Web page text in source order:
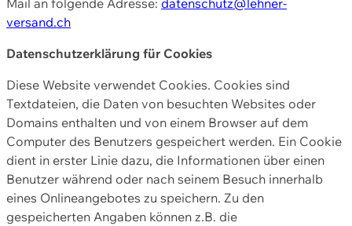
versand.ch
Datenschutzerklärung für Cookies
Diese Website verwendet Cookies. Cookies sind
Textdateien, die Daten von besuchten Websites oder
Domains enthalten und von einem Browser auf dem
Computer des Benutzers gespeichert werden. Ein Cookie
dient in erster Linie dazu, die Informationen über einen
Benutzer während oder nach seinem Besuch innerhalb
eines Onlineangebotes zu speichern. Zu den
gespeicherten Angaben können z.B. die